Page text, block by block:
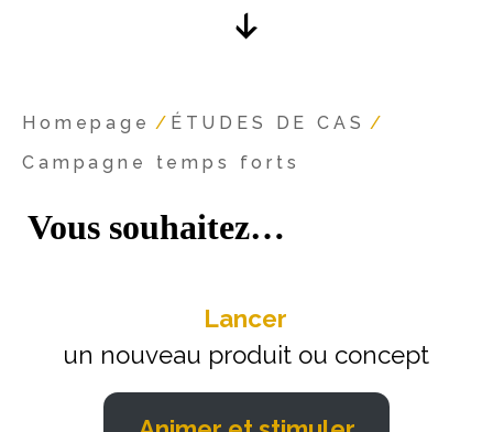
Homepage / ÉTUDES DE CAS /
Campagne temps forts
Vous souhaitez…
Lancer
un nouveau produit ou concept